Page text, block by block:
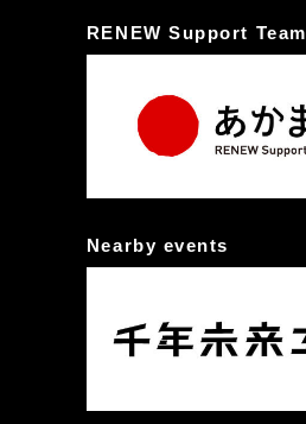
RENEW Support Team
Nearby events